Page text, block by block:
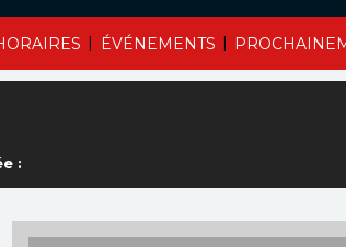
| ÉVÉNEMENTS |
: